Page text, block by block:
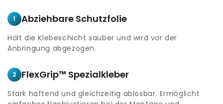
1 Abziehbare Schutzfolie
Hält die Klebeschicht sauber und wird vor der
Anbringung abgezogen.
2 FlexGrip™ Spezialkleber
Stark haftend und gleichzeitig ablösbar. Ermöglicht